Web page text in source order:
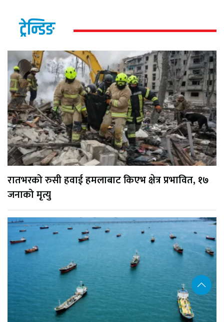
ट्रेन्डिङ
रातभरको रुसी हवाई हमलाबाट किएभ क्षेत्र प्रभावित, १७
जनाको मृत्यु